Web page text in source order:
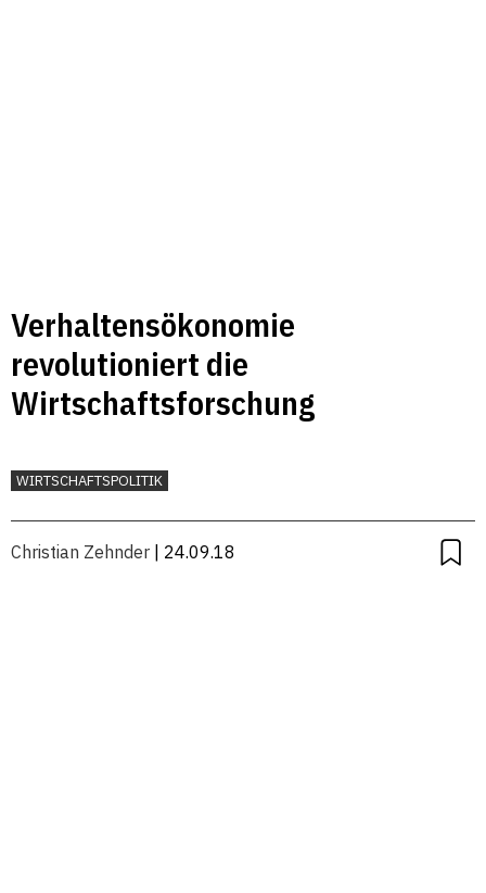
Verhaltensökonomie
revolutioniert die
Wirtschaftsforschung
WIRTSCHAFTSPOLITIK
Christian Zehnder | 24.09.18